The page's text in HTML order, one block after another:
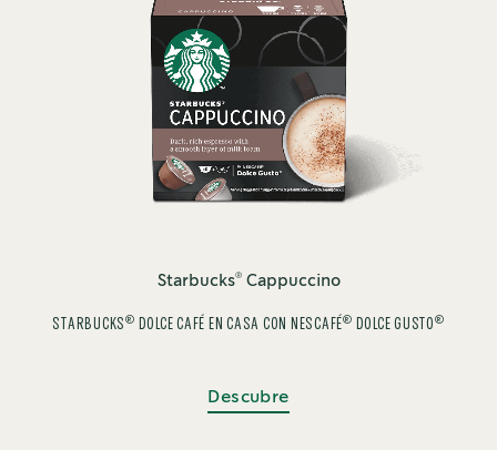
Starbucks®Cappuccino
STARBUCKS® DOLCE CAFÉ EN CASA CON NESCAFÉ® DOLCE GUSTO ®
Descubre